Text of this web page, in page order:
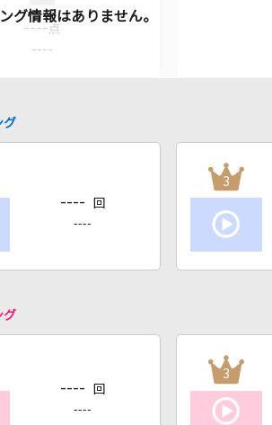
---- 点
----
グ
---- 回
----
3
グ
---- 回
----
3